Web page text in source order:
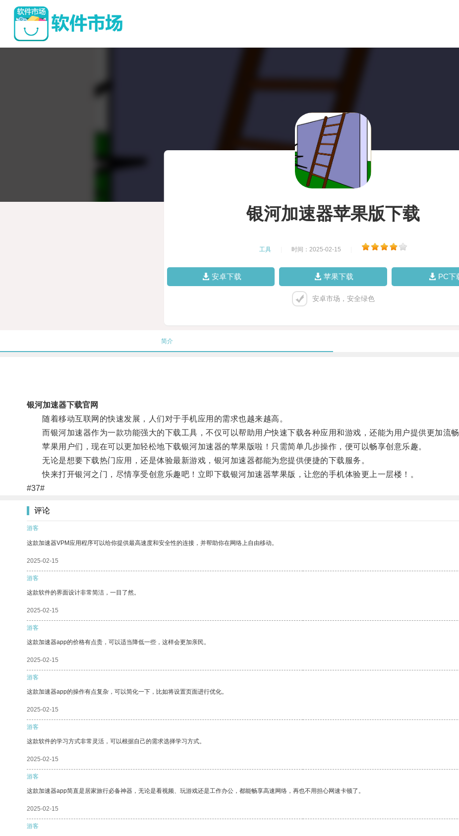
银河加速器苹果版下载
工具 时间：2025-02-15
安卓下载 苹果下载 PC下
安卓市场，安全绿色
简介
银河加速器下载官网
随着移动互联网的快速发展，人们对于手机应用的需求也越来越高。
而银河加速器作为一款功能强大的下载工具，不仅可以帮助用户快速下载各种应用和游戏，还能为用户提供更加流畅
苹果用户们，现在可以更加轻松地下载银河加速器的苹果版啦！只需简单几步操作，便可以畅享创意乐趣。
无论是想要下载热门应用，还是体验最新游戏，银河加速器都能为您提供便捷的下载服务。
快来打开银河之门，尽情享受创意乐趣吧！立即下载银河加速器苹果版，让您的手机体验更上一层楼！。
#37#
评论
游客
这款加速器VPM应用程序可以给你提供最高速度和安全性的连接，并帮助你在网络上自由移动。
2025-02-15
游客
这款软件的界面设计非常简洁，一目了然。
2025-02-15
游客
这款加速器app的价格有点贵，可以适当降低一些，这样会更加亲民。
2025-02-15
游客
这款加速器app的操作有点复杂，可以简化一下，比如将设置页面进行优化。
2025-02-15
游客
这款软件的学习方式非常灵活，可以根据自己的需求选择学习方式。
2025-02-15
游客
这款加速器app简直是居家旅行必备神器，无论是看视频、玩游戏还是工作办公，都能畅享高速网络，再也不用担心网速卡顿了。
2025-02-15
游客